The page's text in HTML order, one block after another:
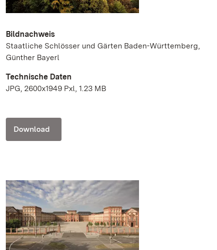
Bildnachweis
Staatliche Schlösser und Gärten Baden-Württemberg,
Günther Bayerl
Technische Daten
JPG, 2600x1949 Pxl, 1.23 MB
Download